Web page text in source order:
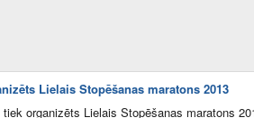
Lielais Stopēšanas maratons 2013
organizēts Lielais Stopēšanas maratons